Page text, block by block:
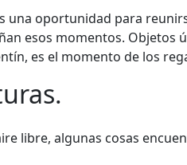
una oportunidad para
esos momentos.
es el momento de los
libre, algunas cosas